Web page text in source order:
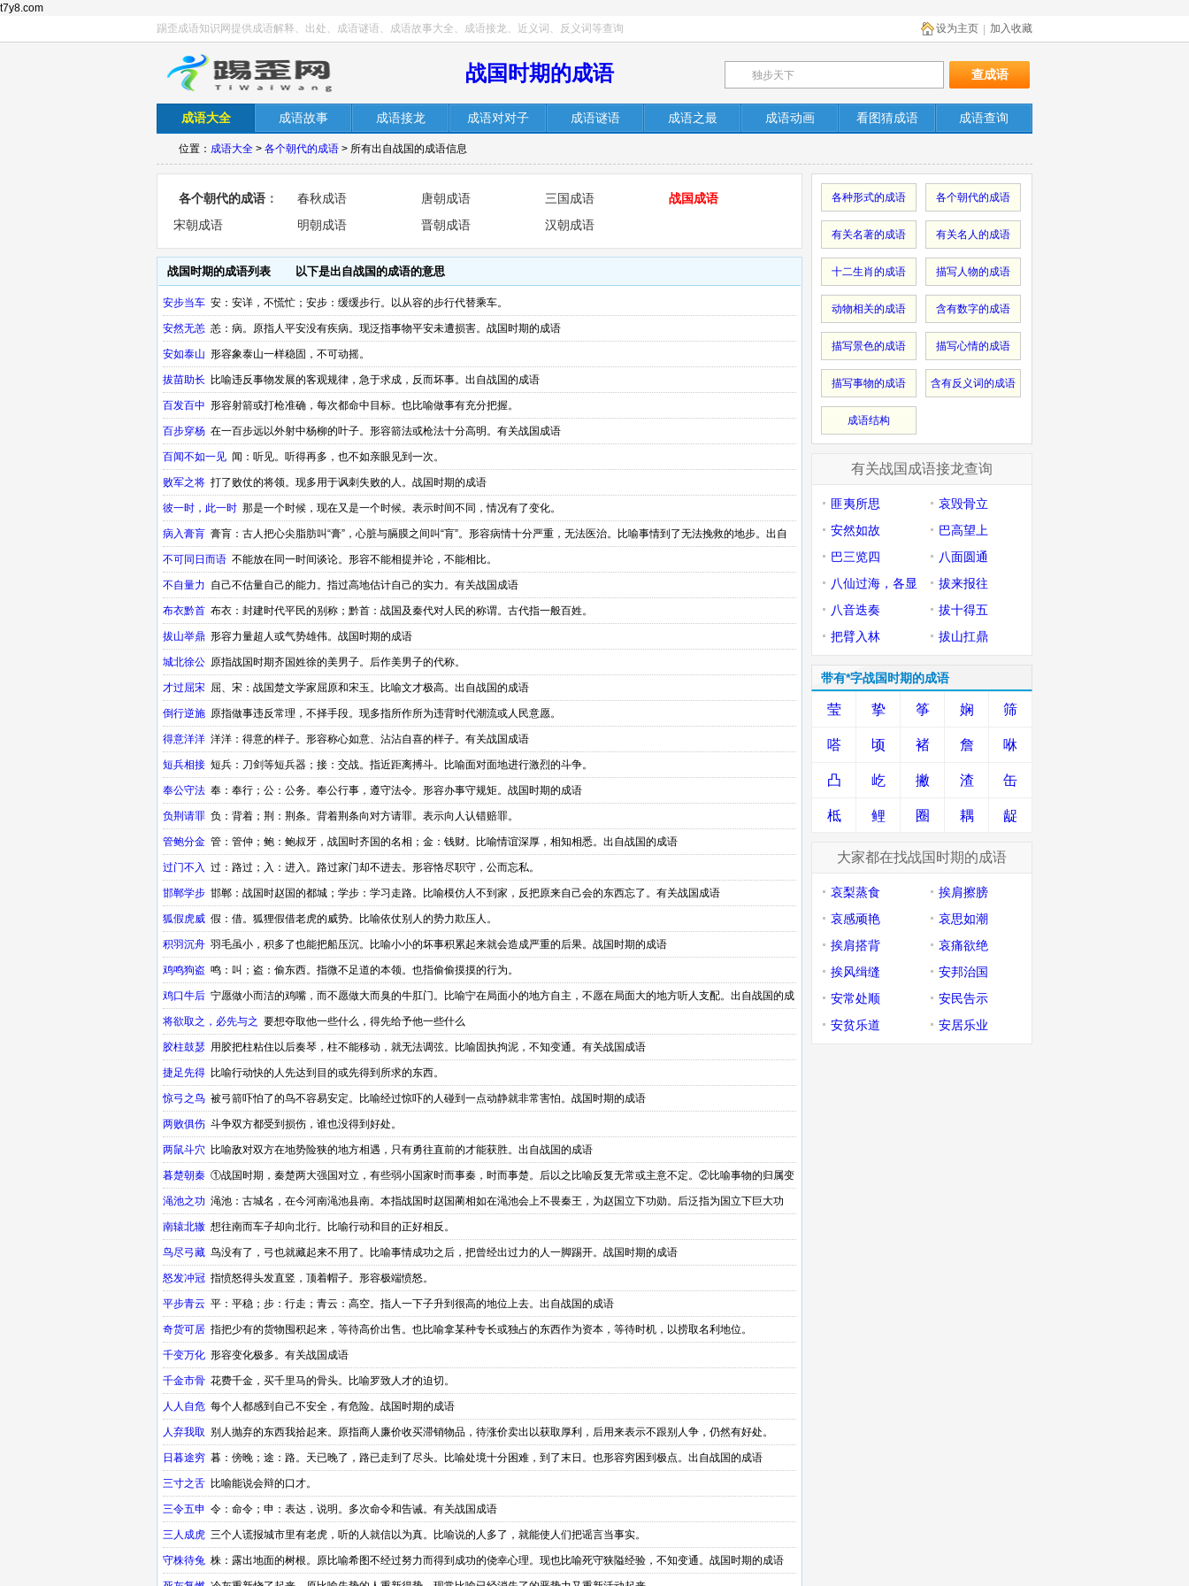
t7y8.com
踢歪成语知识网提供成语解释、出处、成语谜语、成语故事大全、成语接龙、近义词、反义词等查询
加入收藏
设为主页
战国时期的成语
成语大全 成语故事 成语接龙 成语对对子 成语谜语 成语之最 成语动画 看图猜成语 成语查询
位置： 成语大全 > 各个朝代的成语 > 所有出自战国的成语信息
各个朝代的成语 ： 春秋成语 唐朝成语 三国成语
战国成语
宋朝成语
明朝成语 晋朝成语 汉朝成语
战国时期的成语列表 以下是出自战国的成语的意思
安步当车 安：安详，不慌忙；安步：缓缓步行。以从容的步行代替乘车。
安然无恙 恙：病。原指人平安没有疾病。现泛指事物平安未遭损害。战国时期的成语
安如泰山 形容象泰山一样稳固，不可动摇。
拔苗助长 比喻违反事物发展的客观规律，急于求成，反而坏事。出自战国的成语
百发百中 形容射箭或打枪准确，每次都命中目标。也比喻做事有充分把握。
百步穿杨 在一百步远以外射中杨柳的叶子。形容箭法或枪法十分高明。有关战国成语
百闻不如一见 闻：听见。听得再多，也不如亲眼见到一次。
败军之将 打了败仗的将领。现多用于讽刺失败的人。战国时期的成语
彼一时，此一时 那是一个时候，现在又是一个时候。表示时间不同，情况有了变化。
病入膏肓 膏肓：古人把心尖脂肪叫“膏”，心脏与膈膜之间叫“肓”。形容病情十分严重，无法医治。比喻事情到了无法挽救的地步。出自
战国的成语
不可同日而语 不能放在同一时间谈论。形容不能相提并论，不能相比。
不自量力 自己不估量自己的能力。指过高地估计自己的实力。有关战国成语
布衣黔首 布衣：封建时代平民的别称；黔首：战国及秦代对人民的称谓。古代指一般百姓。
拔山举鼎 形容力量超人或气势雄伟。战国时期的成语
城北徐公 原指战国时期齐国姓徐的美男子。后作美男子的代称。
才过屈宋 屈、宋：战国楚文学家屈原和宋玉。比喻文才极高。出自战国的成语
倒行逆施 原指做事违反常理，不择手段。现多指所作所为违背时代潮流或人民意愿。
得意洋洋 洋洋：得意的样子。形容称心如意、沾沾自喜的样子。有关战国成语
短兵相接 短兵：刀剑等短兵器；接：交战。指近距离搏斗。比喻面对面地进行激烈的斗争。
奉公守法 奉：奉行；公：公务。奉公行事，遵守法令。形容办事守规矩。战国时期的成语
负荆请罪 负：背着；荆：荆条。背着荆条向对方请罪。表示向人认错赔罪。
管鲍分金 管：管仲；鲍：鲍叔牙，战国时齐国的名相；金：钱财。比喻情谊深厚，相知相悉。出自战国的成语
过门不入 过：路过；入：进入。路过家门却不进去。形容恪尽职守，公而忘私。
邯郸学步 邯郸：战国时赵国的都城；学步：学习走路。比喻模仿人不到家，反把原来自己会的东西忘了。有关战国成语
狐假虎威 假：借。狐狸假借老虎的威势。比喻依仗别人的势力欺压人。
积羽沉舟 羽毛虽小，积多了也能把船压沉。比喻小小的坏事积累起来就会造成严重的后果。战国时期的成语
鸡鸣狗盗 鸣：叫；盗：偷东西。指微不足道的本领。也指偷偷摸摸的行为。
鸡口牛后 宁愿做小而洁的鸡嘴，而不愿做大而臭的牛肛门。比喻宁在局面小的地方自主，不愿在局面大的地方听人支配。出自战国的成
语
将欲取之，必先与之 要想夺取他一些什么，得先给予他一些什么
胶柱鼓瑟 用胶把柱粘住以后奏琴，柱不能移动，就无法调弦。比喻固执拘泥，不知变通。有关战国成语
捷足先得 比喻行动快的人先达到目的或先得到所求的东西。
惊弓之鸟 被弓箭吓怕了的鸟不容易安定。比喻经过惊吓的人碰到一点动静就非常害怕。战国时期的成语
两败俱伤 斗争双方都受到损伤，谁也没得到好处。
两鼠斗穴 比喻敌对双方在地势险狭的地方相遇，只有勇往直前的才能获胜。出自战国的成语
暮楚朝秦 ①战国时期，秦楚两大强国对立，有些弱小国家时而事秦，时而事楚。后以之比喻反复无常或主意不定。②比喻事物的归属变
换不定。
渑池之功 渑池：古城名，在今河南渑池县南。本指战国时赵国蔺相如在渑池会上不畏秦王，为赵国立下功勋。后泛指为国立下巨大功
勋。有关战国成语
南辕北辙 想往南而车子却向北行。比喻行动和目的正好相反。
鸟尽弓藏 鸟没有了，弓也就藏起来不用了。比喻事情成功之后，把曾经出过力的人一脚踢开。战国时期的成语
怒发冲冠 指愤怒得头发直竖，顶着帽子。形容极端愤怒。
平步青云 平：平稳；步：行走；青云：高空。指人一下子升到很高的地位上去。出自战国的成语
奇货可居 指把少有的货物囤积起来，等待高价出售。也比喻拿某种专长或独占的东西作为资本，等待时机，以捞取名利地位。
千变万化 形容变化极多。有关战国成语
千金市骨 花费千金，买千里马的骨头。比喻罗致人才的迫切。
人人自危 每个人都感到自己不安全，有危险。战国时期的成语
人弃我取 别人抛弃的东西我拾起来。原指商人廉价收买滞销物品，待涨价卖出以获取厚利，后用来表示不跟别人争，仍然有好处。
日暮途穷 暮：傍晚；途：路。天已晚了，路已走到了尽头。比喻处境十分困难，到了末日。也形容穷困到极点。出自战国的成语
三寸之舌 比喻能说会辩的口才。
三令五申 令：命令；申：表达，说明。多次命令和告诫。有关战国成语
三人成虎 三个人谎报城市里有老虎，听的人就信以为真。比喻说的人多了，就能使人们把谣言当事实。
守株待兔 株：露出地面的树根。原比喻希图不经过努力而得到成功的侥幸心理。现也比喻死守狭隘经验，不知变通。战国时期的成语
各种形式的成语 各个朝代的成语
有关名著的成语 有关名人的成语
十二生肖的成语 描写人物的成语
动物相关的成语 含有数字的成语
描写景色的成语 描写心情的成语
描写事物的成语 含有反义词的成语
成语结构
有关战国成语接龙查询
匪夷所思
哀毁骨立
安然如故
巴高望上
巴三览四
八面圆通
八仙过海，各显
神通
拔来报往
八音迭奏
拔十得五
把臂入林
拔山扛鼎
带有*字战国时期的成语
莹 挚 筝 娴 筛
嗒 顷 褚 詹 咻
凸 屹 撇 渣 缶
柢 鲤 圈 耦 龊
大家都在找战国时期的成语
哀梨蒸食
挨肩擦膀
哀感顽艳
哀思如潮
挨肩搭背
哀痛欲绝
挨风缉缝
安邦治国
安常处顺
安民告示
安贫乐道
安居乐业